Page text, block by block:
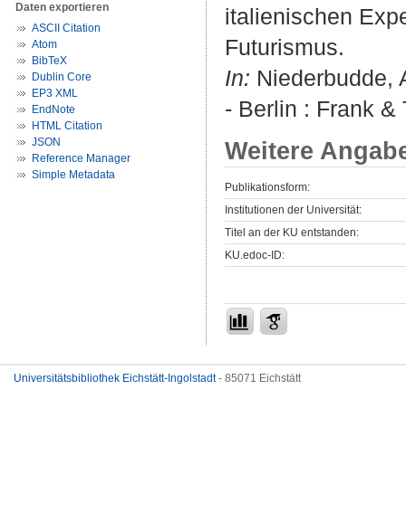
Daten exportieren
ASCII Citation
Atom
BibTeX
Dublin Core
EP3 XML
EndNote
HTML Citation
JSON
Reference Manager
Simple Metadata
italienischen
Futurismus.
In: Niederbudde,
- Berlin : Frank &
Weitere
Publikationsform:
Institutionen der Universität:
Titel an der KU entstanden:
KU.edoc-ID:
Universitätsbibliothek Eichstätt-Ingolstadt- 85071 Eichstätt